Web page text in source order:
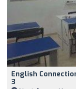
English
3